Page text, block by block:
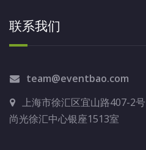
联系我们
team@eventbao.com
上海市徐汇区宜山路407-2号
尚光徐汇中心银座1513室